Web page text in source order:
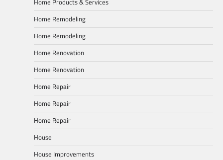
Home Products & Services
Home Remodeling
Home Remodeling
Home Renovation
Home Renovation
Home Repair
Home Repair
Home Repair
House
House Improvements